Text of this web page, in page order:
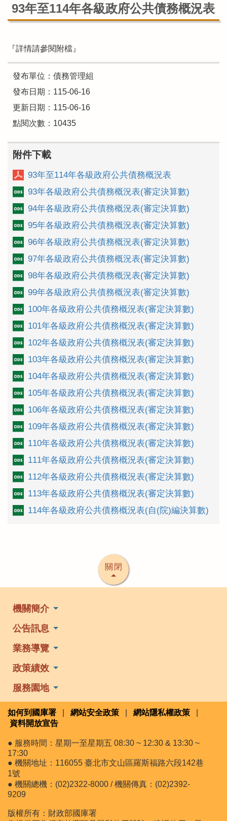
93年至114年各級政府公共債務概況表
『詳情請參閱附檔』
發布單位：債務管理組
發布日期：115-06-16
更新日期：115-06-16
點閱次數：10435
附件下載
93年至114年各級政府公共債務概況表
93年各級政府公共債務概況表(審定決算數)
94年各級政府公共債務概況表(審定決算數)
95年各級政府公共債務概況表(審定決算數)
96年各級政府公共債務概況表(審定決算數)
97年各級政府公共債務概況表(審定決算數)
98年各級政府公共債務概況表(審定決算數)
99年各級政府公共債務概況表(審定決算數)
100年各級政府公共債務概況表(審定決算數)
101年各級政府公共債務概況表(審定決算數)
102年各級政府公共債務概況表(審定決算數)
103年各級政府公共債務概況表(審定決算數)
104年各級政府公共債務概況表(審定決算數)
105年各級政府公共債務概況表(審定決算數)
106年各級政府公共債務概況表(審定決算數)
109年各級政府公共債務概況表(審定決算數)
110年各級政府公共債務概況表(審定決算數)
111年各級政府公共債務概況表(審定決算數)
112年各級政府公共債務概況表(審定決算數)
113年各級政府公共債務概況表(審定決算數)
114年各級政府公共債務概況表(自(院)編決算數)
關閉
機關簡介
公告訊息
業務導覽
政策績效
服務園地
如何到國庫署 網站安全政策 網站隱私權政策
資料開放宣告
● 服務時間：星期一至星期五 08:30 ~ 12:30 & 13:30 ~
17:30
● 機關地址：116055 臺北市文山區羅斯福路六段142巷
1號
● 機關總機：(02)2322-8000 / 機關傳真：(02)2392-
9209
版權所有：財政部國庫署